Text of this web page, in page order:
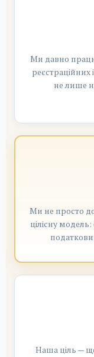
Ми давно
реєстраційних
не лише
Ми не просто
цілісну
Наша ціль —